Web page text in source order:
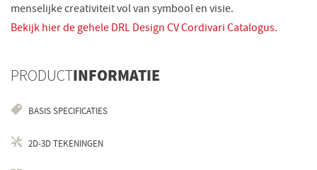
menselijke creativiteit vol van symbool en visie.
Bekijk hier de gehele DRL Design CV Cordivari Catalogus.
PRODUCTINFORMATIE
BASIS SPECIFICATIES
2D-3D TEKENINGEN